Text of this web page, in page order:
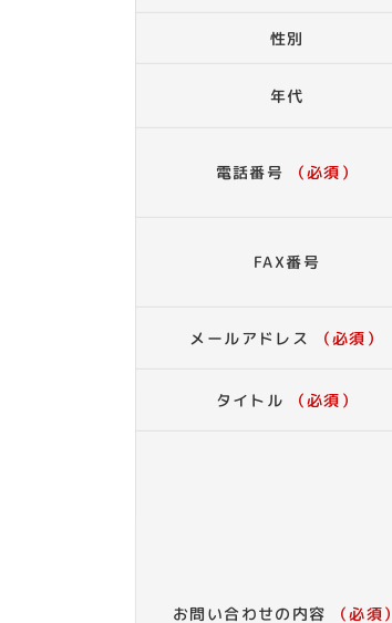
性別
年代
電話番号 （必須）
FAX番号
メールアドレス （必須）
タイトル （必須）
お問い合わせの内容 （必須）